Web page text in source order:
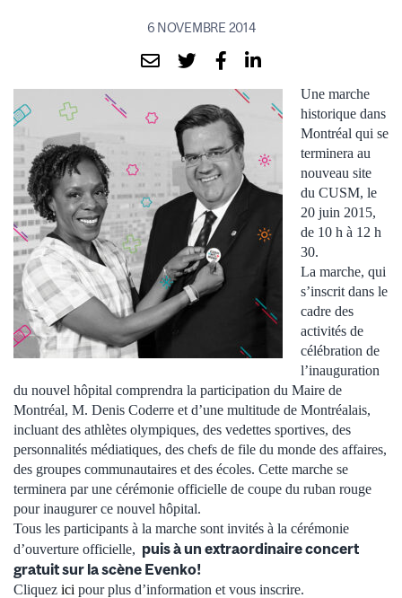
6 NOVEMBRE 2014
Une marche
historique dans
Montréal qui se
terminera au
nouveau site
du CUSM, le
20 juin 2015,
de 10 h à 12 h
30.
La marche, qui
s’inscrit dans le
cadre des
activités de
célébration de
l’inauguration
du nouvel hôpital comprendra la participation du Maire de
Montréal, M. Denis Coderre et d’une multitude de Montréalais,
incluant des athlètes olympiques, des vedettes sportives, des
personnalités médiatiques, des chefs de file du monde des affaires,
des groupes communautaires et des écoles. Cette marche se
terminera par une cérémonie officielle de coupe du ruban rouge
pour inaugurer ce nouvel hôpital.
Tous les participants à la marche sont invités à la cérémonie
d’ouverture officielle, puis à un extraordinaire concert
gratuit sur la scène Evenko!
Cliquez ici pour plus d’information et vous inscrire.